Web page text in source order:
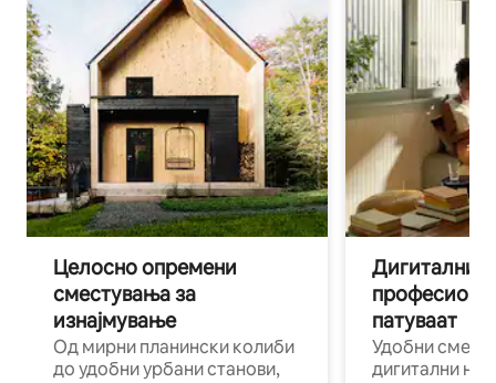
Целосно опремени
сместувања за
изнајмување
Од мирни планински колиби
до удобни урбани станови,
Дигитални
патуваат
Удобни
дигитални